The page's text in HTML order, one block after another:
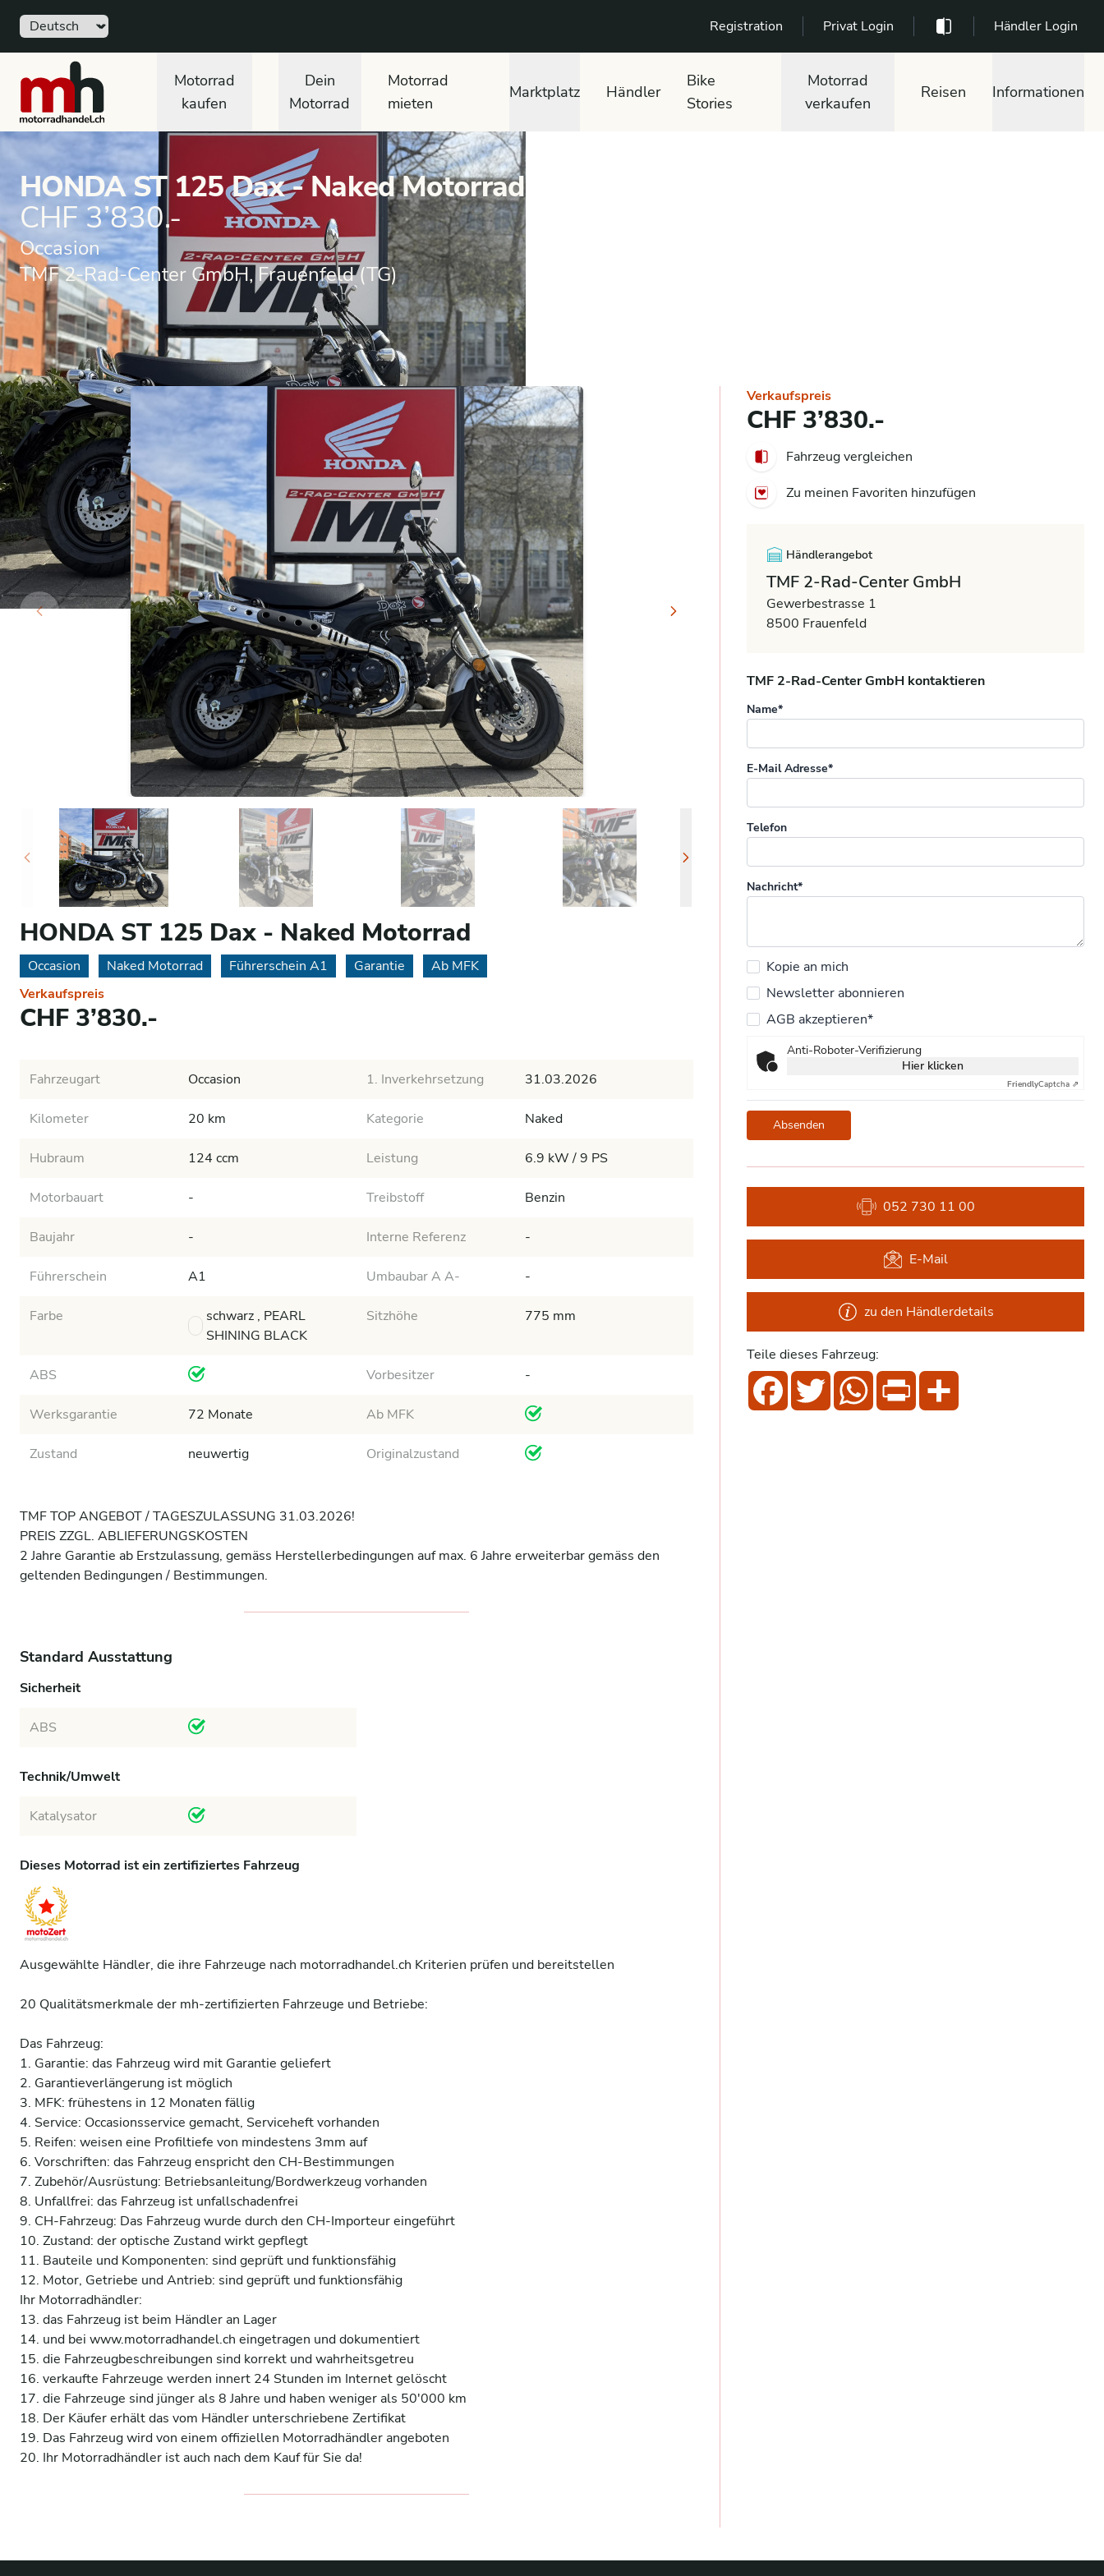
Sprache Registration Privat Login Händler Login
motorradhandel.ch
Motorrad
kaufen
Dein
Motorrad
Motorrad
mieten
Marktplatz Händler
Bike
Stories
Motorrad
verkaufen
Reisen Informationen
HONDA ST 125 Dax - Naked Motorrad
CHF 3’830.-
Occasion
TMF 2-Rad-Center GmbH, Frauenfeld (TG)
Motorrad Occasion Naked Motorrad HONDA ST 125 Dax
HONDA ST 125 Dax - Naked Motorrad
Occasion Naked Motorrad Führerschein A1 Garantie
Ab MFK
Verkaufspreis
CHF 3’830.-
Fahrzeugart Occasion 1. Inverkehrsetzung 31.03.2026
Kilometer 20 km Kategorie Naked
Hubraum 124 ccm Leistung 6.9 kW / 9 PS
Motorbauart - Treibstoff Benzin
Baujahr - Interne Referenz -
Führerschein A1 Umbaubar A A- -
Farbe
schwarz , PEARL
SHINING BLACK
Sitzhöhe 775 mm
ABS Vorbesitzer -
Werksgarantie 72 Monate Ab MFK
Zustand neuwertig Originalzustand
TMF TOP ANGEBOT / TAGESZULASSUNG 31.03.2026!
PREIS ZZGL. ABLIEFERUNGSKOSTEN
2 Jahre Garantie ab Erstzulassung, gemäss Herstellerbedingungen auf max. 6 Jahre erweiterbar gemäss den
geltenden Bedingungen / Bestimmungen.
Standard Ausstattung
Sicherheit
ABS
Technik/Umwelt
Katalysator
Dieses Motorrad ist ein zertifiziertes Fahrzeug
Ausgewählte Händler, die ihre Fahrzeuge nach motorradhandel.ch Kriterien prüfen und bereitstellen
20 Qualitätsmerkmale der mh-zertifizierten Fahrzeuge und Betriebe:
Das Fahrzeug:
1. Garantie: das Fahrzeug wird mit Garantie geliefert
2. Garantieverlängerung ist möglich
3. MFK: frühestens in 12 Monaten fällig
4. Service: Occasionsservice gemacht, Serviceheft vorhanden
5. Reifen: weisen eine Profiltiefe von mindestens 3mm auf
6. Vorschriften: das Fahrzeug enspricht den CH-Bestimmungen
7. Zubehör/Ausrüstung: Betriebsanleitung/Bordwerkzeug vorhanden
8. Unfallfrei: das Fahrzeug ist unfallschadenfrei
9. CH-Fahrzeug: Das Fahrzeug wurde durch den CH-Importeur eingeführt
10. Zustand: der optische Zustand wirkt gepflegt
11. Bauteile und Komponenten: sind geprüft und funktionsfähig
12. Motor, Getriebe und Antrieb: sind geprüft und funktionsfähig
Ihr Motorradhändler:
13. das Fahrzeug ist beim Händler an Lager
14. und bei www.motorradhandel.ch eingetragen und dokumentiert
15. die Fahrzeugbeschreibungen sind korrekt und wahrheitsgetreu
16. verkaufte Fahrzeuge werden innert 24 Stunden im Internet gelöscht
17. die Fahrzeuge sind jünger als 8 Jahre und haben weniger als 50'000 km
18. Der Käufer erhält das vom Händler unterschriebene Zertifikat
19. Das Fahrzeug wird von einem offiziellen Motorradhändler angeboten
Verkaufspreis
CHF 3’830.-
Fahrzeug vergleichen
Zu meinen Favoriten hinzufügen
Händlerangebot
TMF 2-Rad-Center GmbH
Gewerbestrasse 1
8500 Frauenfeld
TMF 2-Rad-Center GmbH kontaktieren
Name*
E-Mail Adresse*
Telefon
Nachricht*
Kopie an mich
Newsletter abonnieren
AGB akzeptieren*
Anti-Roboter-Verifizierung
Hier klicken
FriendlyCaptcha ⇗
Absenden
052 730 11 00
E-Mail
zu den Händlerdetails
Teile dieses Fahrzeug:
FacebookTwitterWhatsApp
Print